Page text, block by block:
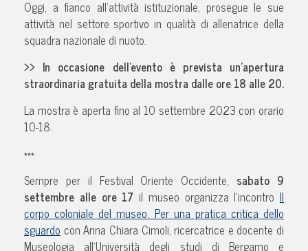
Oggi, a fianco all’attività istituzionale, prosegue le sue
attività nel settore sportivo in qualità di allenatrice della
squadra nazionale di nuoto.
>> In occasione dell’evento è prevista un’apertura
straordinaria gratuita della mostra dalle ore 18 alle 20.
La mostra è aperta fino al 10 settembre 2023 con orario
10-18.
***
Sempre per il Festival Oriente Occidente, sabato 9
settembre alle ore 17 il museo organizza l’incontro Il
corpo coloniale del museo. Per una pratica critica dello
sguardo con Anna Chiara Cimoli, ricercatrice e docente di
Museologia all’Università degli studi di Bergamo e